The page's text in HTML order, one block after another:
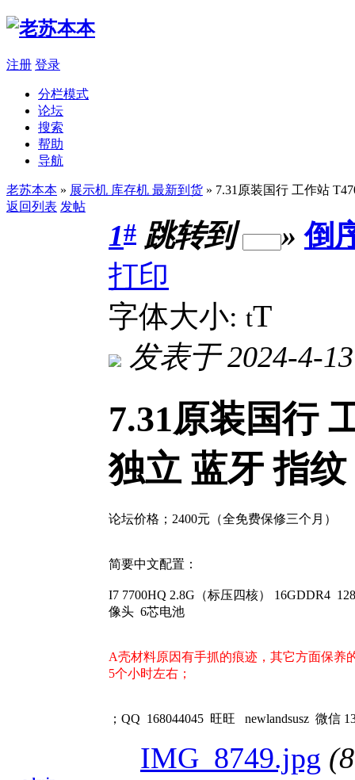
注册 登录
分栏模式
论坛
搜索
帮助
导航
老苏本本 » 展示机 库存机 最新到货 » 7.31原装国行 工作站
返回列表 发帖
1# 跳转到 » 倒
打印
字体大小: tT
发表于 2024-4-
7.31原装国行
独立 蓝牙 指
论坛价格；2400元（全免费保修三个月）
简要中文配置：
I7 7700HQ 2.8G（标压四核） 16GDDR4
像头 6芯电池
A壳材料原因有手抓的痕迹，其它方面保养
5个小时左右；
；QQ 168044045 旺旺 newlandsusz 微信
IMG_8749.jpg